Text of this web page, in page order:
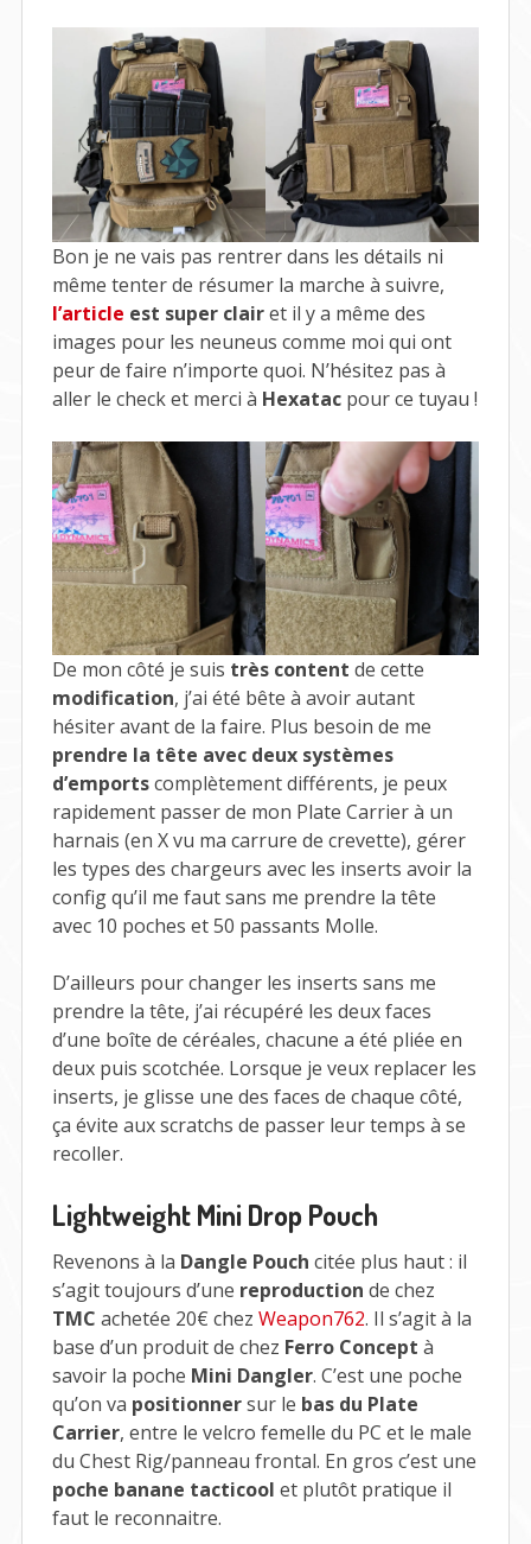
Bon je ne vais pas rentrer dans les détails ni
même tenter de résumer la marche à suivre,
l’article est super clairet il y a même des
images pour les neuneus comme moi qui ont
peur de faire n’importe quoi. N’hésitez pas à
aller le check et merci à Hexatacpour ce tuyau !
De mon côté je suis très content de cette
modification, j’ai été bête à avoir autant
hésiter avant de la faire. Plus besoin de me
prendre la tête avec deux systèmes
d’emportscomplètement différents, je peux
rapidement passer de mon Plate Carrier à un
harnais (en X vu ma carrure de crevette), gérer
les types des chargeurs avec les inserts avoir la
config qu’il me faut sans me prendre la tête
avec 10 poches et 50 passants Molle.
D’ailleurs pour changer les inserts sans me
prendre la tête, j’ai récupéré les deux faces
d’une boîte de céréales, chacune a été pliée en
deux puis scotchée. Lorsque je veux replacer les
inserts, je glisse une des faces de chaque côté,
ça évite aux scratchs de passer leur temps à se
recoller.
Lightweight Mini Drop Pouch
Revenons à la Dangle Pouch citée plus haut : il
s’agit toujours d’une reproduction de chez
TMC achetée 20€ chez Weapon762. Il s’agit à la
base d’un produit de chez Ferro Concept à
savoir la poche Mini Dangler. C’est une poche
qu’on va positionnersur le bas du Plate
Carrier, entre le velcro femelle du PC et le male
du Chest Rig/panneau frontal. En gros c’est une
poche banane tacticool et plutôt pratique il
faut le reconnaitre.